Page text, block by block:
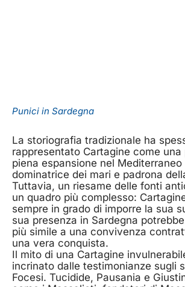
Punici in Sardegna
La storiografia tradizionale ha
rappresentato Cartagine come una
piena espansione nel Mediterraneo
dominatrice dei mari e padrona
Tuttavia, un riesame delle fonti
un quadro più complesso:
sempre in grado di imporre la sua
sua presenza in Sardegna
più simile a una convivenza
una vera conquista.
Il mito di una Cartagine
incrinato dalle testimonianze sugli
Focesi. Tucidide, Pausania e